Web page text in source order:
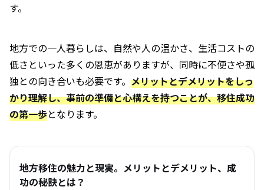
す。
地方での一人暮らしは、自然や人の温かさ、生活コストの
低さといった多くの恩恵がありますが、同時に不便さや孤
独との向き合いも必要です。 メリットとデメリットをしっ
かり理解し、事前の準備と心構えを持つことが、移住成功
の第一歩となります。
地方移住の魅力と現実。メリットとデメリット、成
功の秘訣とは？